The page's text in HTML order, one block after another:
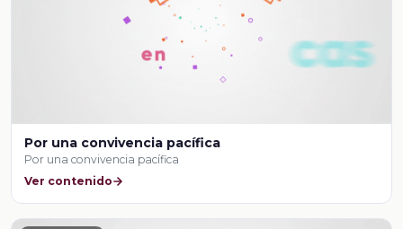
Por una convivencia pacífica
Por una convivencia pacífica
Ver contenido